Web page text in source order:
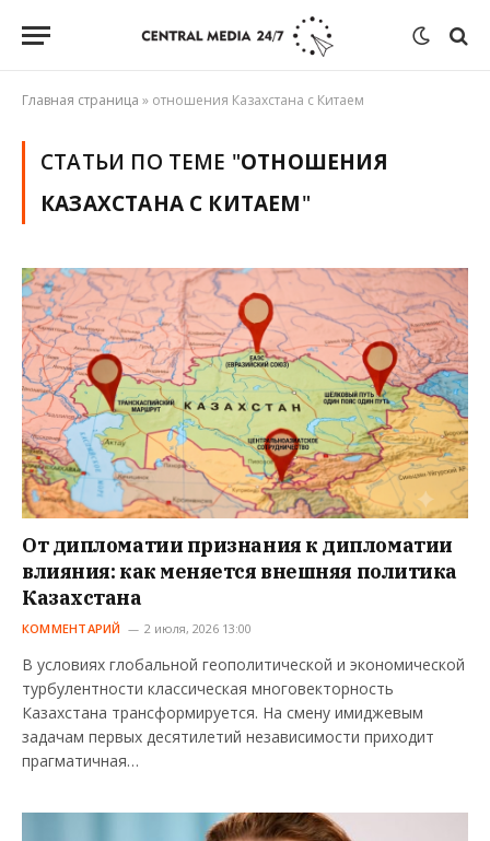
Главная страница » отношения Казахстана с Китаем
СТАТЬИ ПО ТЕМЕ "ОТНОШЕНИЯ
КАЗАХСТАНА С КИТАЕМ"
От дипломатии признания к дипломатии
влияния: как меняется внешняя политика
Казахстана
КОММЕНТАРИЙ 2 июля, 2026 13:00
В условиях глобальной геополитической и экономической
турбулентности классическая многовекторность
Казахстана трансформируется. На смену имиджевым
задачам первых десятилетий независимости приходит
прагматичная…